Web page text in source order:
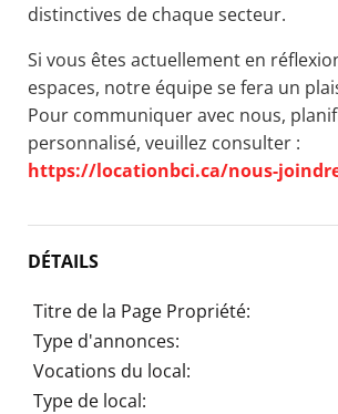
distinctives de chaque secteur.
Si vous êtes actuellement en
espaces, notre équipe se fera un
Pour communiquer avec nous,
personnalisé, veuillez consulter :
https://locationbci.ca/nous-
DÉTAILS
Titre de la Page Propriété:
Type d'annonces:
Vocations du local:
Type de local: